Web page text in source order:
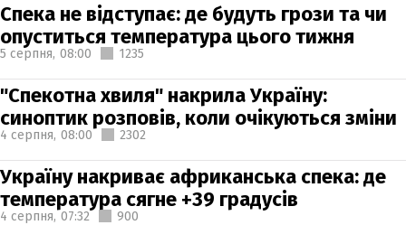
Спека не відступає: де будуть грози та чи
опуститься температура цього тижня
5 серпня, 08:00 1235
"Спекотна хвиля" накрила Україну:
синоптик розповів, коли очікуються зміни
4 серпня, 08:00 2302
Україну накриває африканська спека: де
температура сягне +39 градусів
4 серпня, 07:32 900